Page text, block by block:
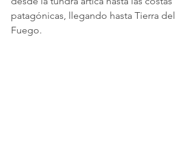
patagónicas, llegando hasta Tierra del
Fuego.